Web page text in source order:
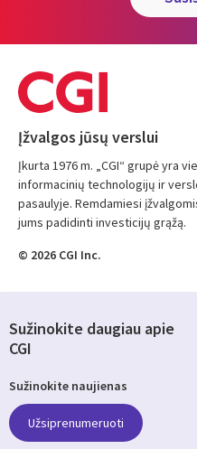
Įžvalgos jūsų verslui
Įkurta 1976 m. „CGI“ grupė yra
informacinių technologijų ir
pasaulyje. Remdamiesi
jums padidinti investicijų grąžą.
© 2026 CGI Inc.
Sužinokite daugiau apie
CGI
Sužinokite naujienas
Užsiprenumeruoti